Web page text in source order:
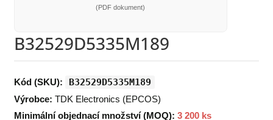
(PDF dokument)
B32529D5335M189
Kód (SKU): B32529D5335M189
Výrobce: TDK Electronics (EPCOS)
Minimální objednací množství (MOQ): 3 200 ks